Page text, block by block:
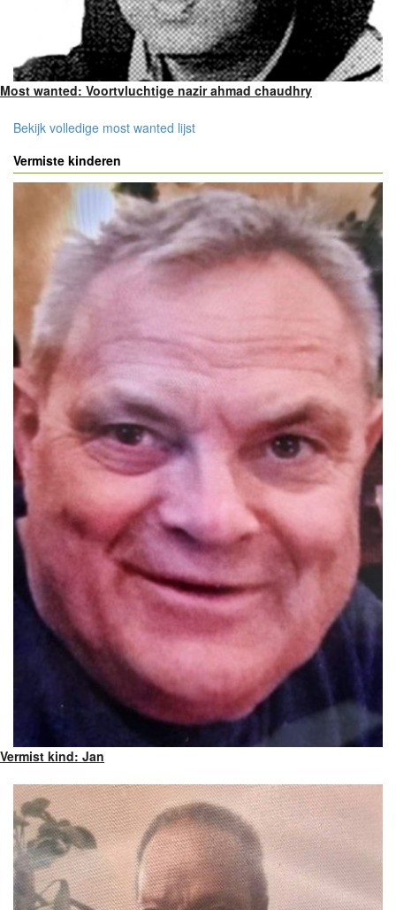
Most wanted: Voortvluchtige nazir ahmad chaudhry
Bekijk volledige most wanted lijst
Vermiste kinderen
Vermist kind: Jan